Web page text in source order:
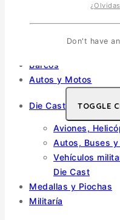
Escala 1/35
Escala 1/72
Otras
Barcos
Autos y Motos
Die Cast TOGGLE
Aviones,
Autos, Buses
Vehículos
Die Cast
Medallas y Piochas
Militaría
Don't have